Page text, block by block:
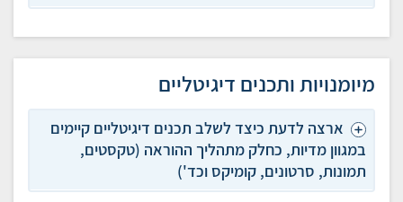
מיומנויות ותכנים דיגיטליים
ארצה לדעת כיצד לשלב תכנים דיגיטליים קיימים
במגוון מדיות, כחלק מתהליך ההוראה (טקסטים,
תמונות, סרטונים, קומיקס וכד')